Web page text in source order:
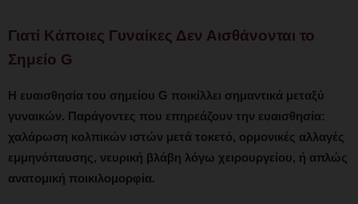
Γιατί Κάποιες Γυναίκες Δεν Αισθάνονται το
Σημείο G
Η ευαισθησία του σημείου G ποικίλλει σημαντικά μεταξύ
γυναικών. Παράγοντες που επηρεάζουν την ευαισθησία:
χαλάρωση κολπικών ιστών μετά τοκετό, ορμονικές αλλαγές
εμμηνόπαυσης, νευρική βλάβη λόγω χειρουργείου, ή απλώς
ανατομική ποικιλομορφία.